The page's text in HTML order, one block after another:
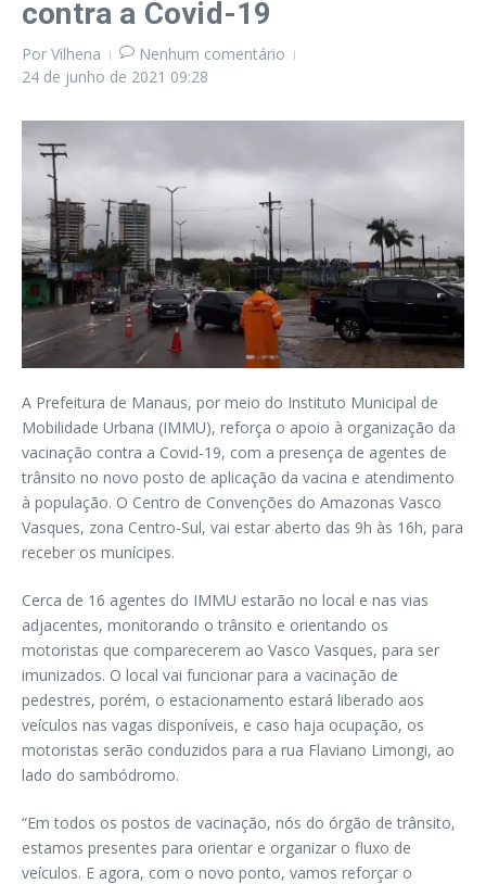
contra a Covid-19
Por Vilhena
Nenhum comentário
24 de junho de 2021 09:28
A Prefeitura de Manaus, por meio do Instituto Municipal de
Mobilidade Urbana (IMMU), reforça o apoio à organização da
vacinação contra a Covid-19, com a presença de agentes de
trânsito no novo posto de aplicação da vacina e atendimento
à população. O Centro de Convenções do Amazonas Vasco
Vasques, zona Centro-Sul, vai estar aberto das 9h às 16h, para
receber os munícipes.
Cerca de 16 agentes do IMMU estarão no local e nas vias
adjacentes, monitorando o trânsito e orientando os
motoristas que comparecerem ao Vasco Vasques, para ser
imunizados. O local vai funcionar para a vacinação de
pedestres, porém, o estacionamento estará liberado aos
veículos nas vagas disponíveis, e caso haja ocupação, os
motoristas serão conduzidos para a rua Flaviano Limongi, ao
lado do sambódromo.
“Em todos os postos de vacinação, nós do órgão de trânsito,
estamos presentes para orientar e organizar o fluxo de
veículos. E agora, com o novo ponto, vamos reforçar o